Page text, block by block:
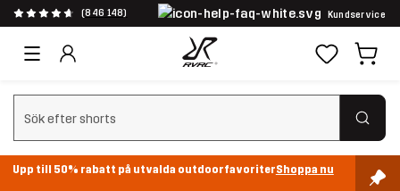
(846 148) Kundservice
Rensa sök
Upp till 50% rabatt på utvalda outdoorfavoriterShoppa nu